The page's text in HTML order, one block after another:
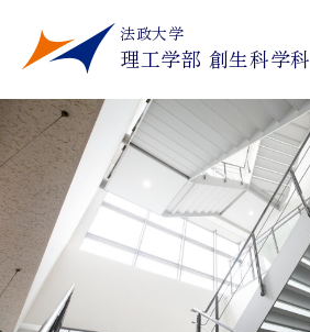
法政大学
理工学部 創生科学科